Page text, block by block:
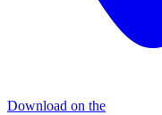
Download on the